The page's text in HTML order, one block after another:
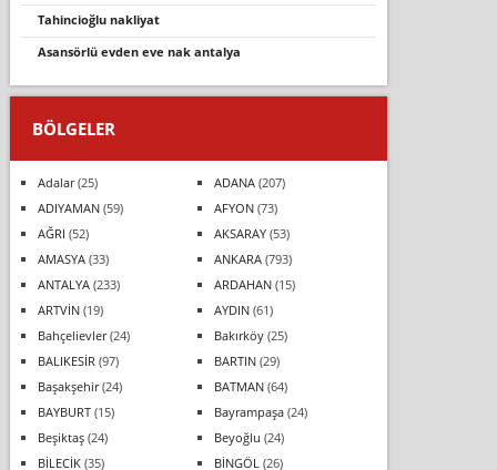
tahincioğlu nakliyat
asansörlü evden eve nak antalya
BÖLGELER
Adalar(25) ADANA(207)
ADIYAMAN(59) AFYON(73)
AĞRI (52) AKSARAY(53)
AMASYA(33) ANKARA(793)
ANTALYA(233) ARDAHAN(15)
ARTVİN(19) AYDIN(61)
Bahçelievler(24) Bakırköy(25)
BALIKESİR (97) BARTIN(29)
Başakşehir(24) BATMAN(64)
BAYBURT(15) Bayrampaşa(24)
Beşiktaş(24) Beyoğlu (24)
BİLECİK(35) BİNGÖL (26)